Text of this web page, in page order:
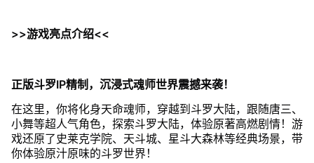
>>游戏亮点介绍<<
正版斗罗IP精制，沉浸式魂师世界震撼来袭！
在这里，你将化身天命魂师，穿越到斗罗大陆，跟随唐三、
小舞等超人气角色，探索斗罗大陆，体验原著高燃剧情！游
戏还原了史莱克学院、天斗城、星斗大森林等经典场景，带
你体验原汁原味的斗罗世界！